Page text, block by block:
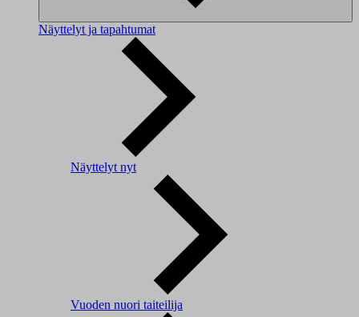
Näyttelyt ja tapahtumat
Näyttelyt nyt
Vuoden nuori taiteilija